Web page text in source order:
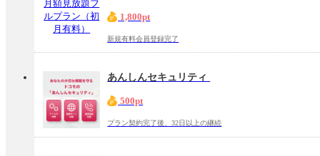
1,800pt
新規有料会員登録完了
あんしんセキュリティ
500pt
プラン契約完了後、32日以上の継続